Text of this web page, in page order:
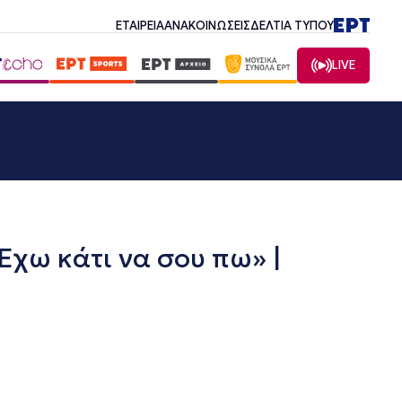
ΕΤΑΙΡΕΙΑΑΝΑΚΟΙΝΩΣΕΙΣΔΕΛΤΙΑ ΤΥΠΟΥ
LIVE
κάτι να σου πω» |